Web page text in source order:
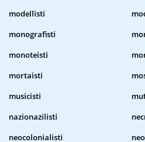
modellisti
monografisti
monoteisti
mortaisti
musicisti
nazionazilisti
neocolonialisti